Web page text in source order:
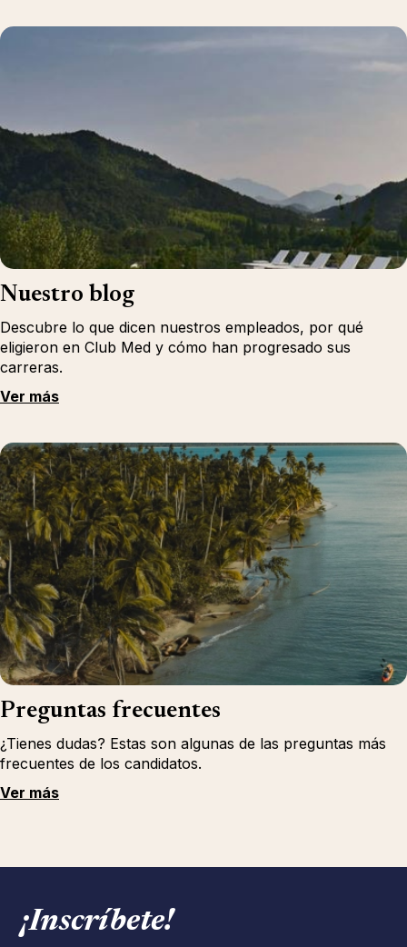
Nuestro blog
Descubre lo que dicen nuestros empleados, por qué
eligieron en Club Med y cómo han progresado sus
carreras.
Ver más
Preguntas frecuentes
¿Tienes dudas? Estas son algunas de las preguntas más
frecuentes de los candidatos.
Ver más
¡Inscríbete!